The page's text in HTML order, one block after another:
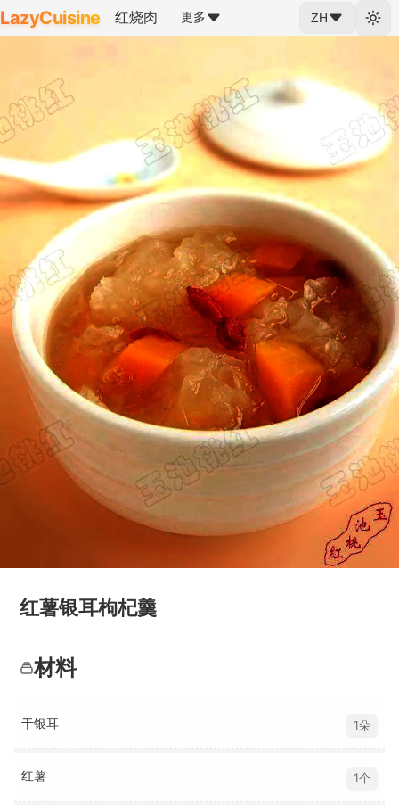
LazyCuisine 红烧肉 更多 ZH
红薯银耳枸杞羹
材料
干银耳 1朵
红薯 1个